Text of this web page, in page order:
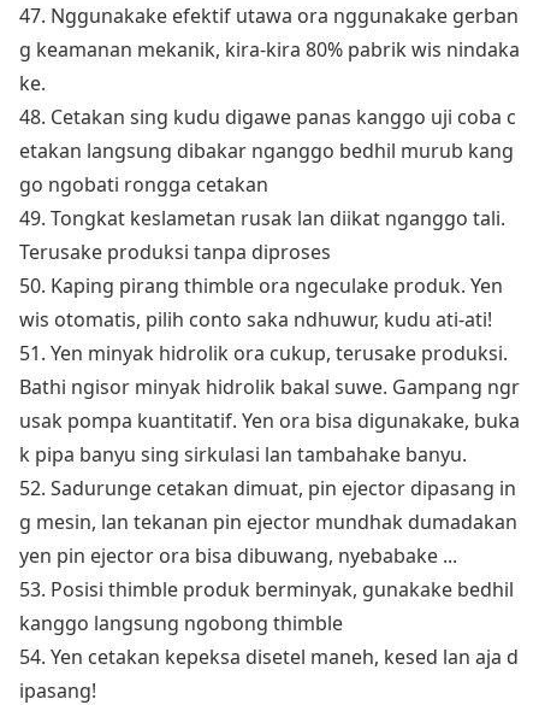
47. Nggunakake efektif utawa ora nggunakake gerban
g keamanan mekanik, kira-kira 80% pabrik wis nindaka
ke.
48. Cetakan sing kudu digawe panas kanggo uji coba c
etakan langsung dibakar nganggo bedhil murub kang
go ngobati rongga cetakan
49. Tongkat keslametan rusak lan diikat nganggo tali.
Terusake produksi tanpa diproses
50. Kaping pirang thimble ora ngeculake produk. Yen
wis otomatis, pilih conto saka ndhuwur, kudu ati-ati!
51. Yen minyak hidrolik ora cukup, terusake produksi.
Bathi ngisor minyak hidrolik bakal suwe. Gampang ngr
usak pompa kuantitatif. Yen ora bisa digunakake, buka
k pipa banyu sing sirkulasi lan tambahake banyu.
52. Sadurunge cetakan dimuat, pin ejector dipasang in
g mesin, lan tekanan pin ejector mundhak dumadakan
yen pin ejector ora bisa dibuwang, nyebabake ...
53. Posisi thimble produk berminyak, gunakake bedhil
kanggo langsung ngobong thimble
54. Yen cetakan kepeksa disetel maneh, kesed lan aja d
ipasang!